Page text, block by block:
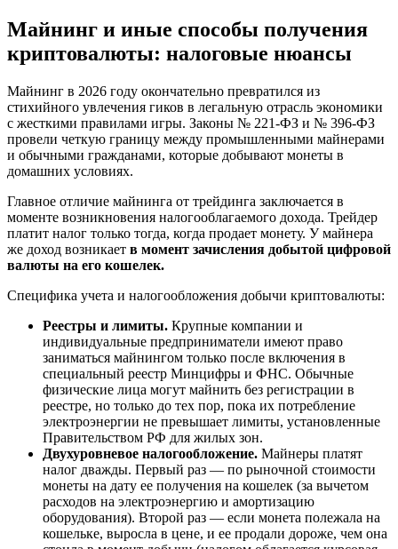
Майнинг и иные способы получения
криптовалюты: налоговые нюансы
Майнинг в 2026 году окончательно превратился из
стихийного увлечения гиков в легальную отрасль экономики
с жесткими правилами игры. Законы № 221-ФЗ и № 396-ФЗ
провели четкую границу между промышленными майнерами
и обычными гражданами, которые добывают монеты в
домашних условиях.
Главное отличие майнинга от трейдинга заключается в
моменте возникновения налогооблагаемого дохода. Трейдер
платит налог только тогда, когда продает монету. У майнера
же доход возникает в момент зачисления добытой цифровой
валюты на его кошелек.
Специфика учета и налогообложения добычи криптовалюты:
Реестры и лимиты. Крупные компании и
индивидуальные предприниматели имеют право
заниматься майнингом только после включения в
специальный реестр Минцифры и ФНС. Обычные
физические лица могут майнить без регистрации в
реестре, но только до тех пор, пока их потребление
электроэнергии не превышает лимиты, установленные
Правительством РФ для жилых зон.
Двухуровневое налогообложение. Майнеры платят
налог дважды. Первый раз — по рыночной стоимости
монеты на дату ее получения на кошелек (за вычетом
расходов на электроэнергию и амортизацию
оборудования). Второй раз — если монета полежала на
кошельке, выросла в цене, и ее продали дороже, чем она